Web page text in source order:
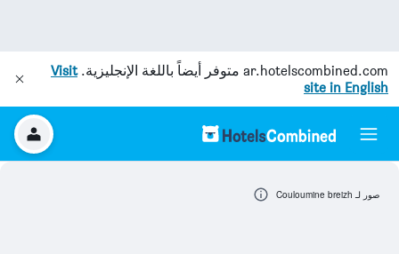
ar.hotelscombined.com متوفر أيضاً باللغة الإنجليزية.Visit
site in English
صور لـ Couloumine breizh